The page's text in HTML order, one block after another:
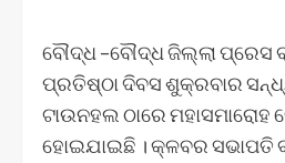
ବୌଦ୍ଧ –ବୌଦ୍ଧ ଜିଲ୍ଲା
ପ୍ରତିଷ୍ଠା ଦିବସ ଶୁକ୍ରବାର
ଟାଉନହଲ ଠାରେ ମହାସମାରୋହ
ହୋଇଯାଇଛି । କ୍ଳବର ସଭାପତି